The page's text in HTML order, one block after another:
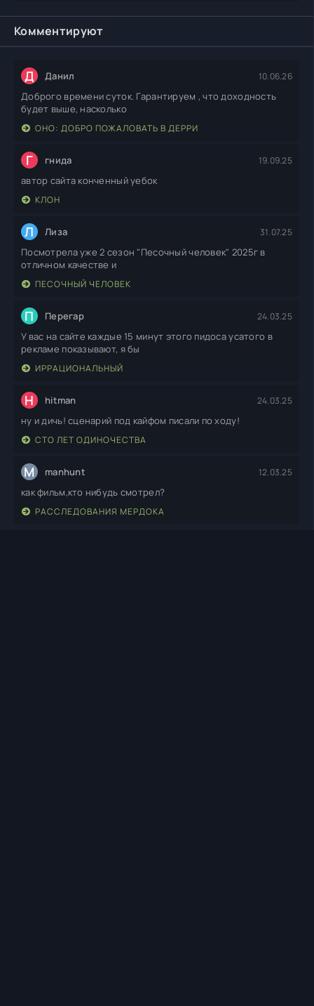
Комментируют
Д Данил 10.06.26
Доброго времени суток. Гарантируем , что доходность
будет выше, насколько
ОНО: ДОБРО ПОЖАЛОВАТЬ В ДЕРРИ
Г гнида 19.09.25
автор сайта конченный уебок
КЛОН
Л Лиза 31.07.25
Посмотрела уже 2 сезон "Песочный человек" 2025г в
отличном качестве и
ПЕСОЧНЫЙ ЧЕЛОВЕК
П Перегар 24.03.25
У вас на сайте каждые 15 минут этого пидоса усатого в
рекламе показывают, я бы
ИРРАЦИОНАЛЬНЫЙ
H hitman 24.03.25
ну и дичь! сценарий под кайфом писали по ходу!
СТО ЛЕТ ОДИНОЧЕСТВА
M manhunt 12.03.25
как фильм,кто нибудь смотрел?
РАССЛЕДОВАНИЯ МЕРДОКА